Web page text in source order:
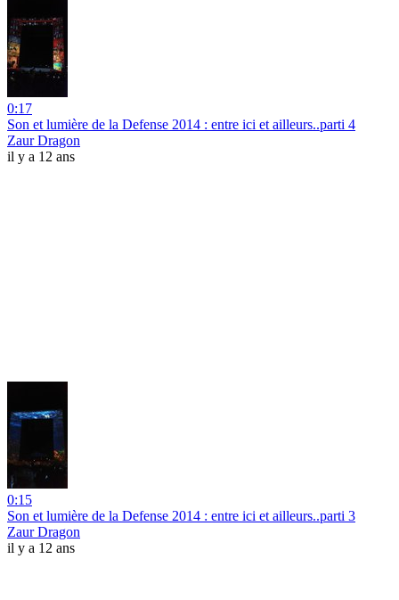
0:17
Son et lumière de la Defense 2014 : entre ici et ailleurs..parti 4
Zaur Dragon
il y a 12 ans
0:15
Son et lumière de la Defense 2014 : entre ici et ailleurs..parti 3
Zaur Dragon
il y a 12 ans